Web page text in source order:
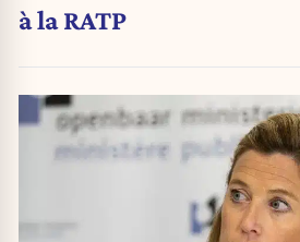
à la RATP